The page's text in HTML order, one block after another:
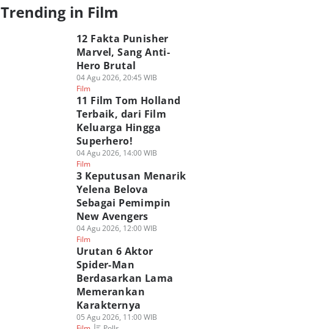
Trending in Film
12 Fakta Punisher
Marvel, Sang Anti-
Hero Brutal
04 Agu 2026, 20:45 WIB
Film
11 Film Tom Holland
Terbaik, dari Film
Keluarga Hingga
Superhero!
04 Agu 2026, 14:00 WIB
Film
3 Keputusan Menarik
Yelena Belova
Sebagai Pemimpin
New Avengers
04 Agu 2026, 12:00 WIB
Film
Urutan 6 Aktor
Spider-Man
Berdasarkan Lama
Memerankan
Karakternya
05 Agu 2026, 11:00 WIB